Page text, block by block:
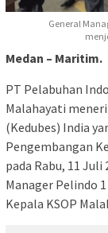
General
Medan – Maritim.
PT Pelabuhan
Malahayati
(Kedubes) India
Pengembangan
pada Rabu, 11
Manager Pelindo
Kepala KSOP